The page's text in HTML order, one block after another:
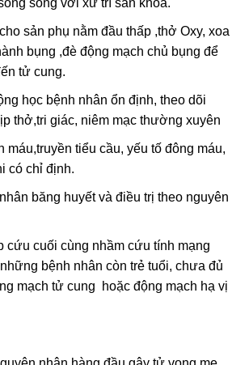
song với xử trí sản khoa.
sản phụ nằm đầu thấp ,thở Oxy, xoa
bụng ,đè động mạch chủ bụng để
tử cung.
học bệnh nhân ổn định, theo dõi
thở,tri giác, niêm mạc thường xuyên
máu,truyền tiểu cầu, yếu tố đông máu,
có chỉ định.
băng huyết và điều trị theo nguyên
cứu cuối cùng nhầm cứu tính mạng
bệnh nhân còn trẻ tuổi, chưa đủ
mạch tử cung hoặc động mạch hạ vị